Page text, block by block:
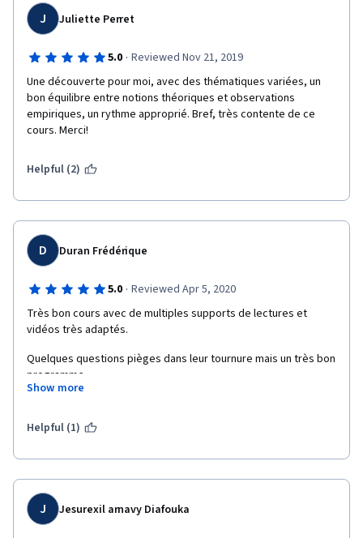
J Juliette Perret
5.0 · Reviewed Nov 21, 2019
Une découverte pour moi, avec des thématiques variées, un
bon équilibre entre notions théoriques et observations
empiriques, un rythme approprié. Bref, très contente de ce
cours. Merci!
Helpful (2)
D Duran Frédérique
5.0 · Reviewed Apr 5, 2020
Très bon cours avec de multiples supports de lectures et
vidéos très adaptés.
Quelques questions pièges dans leur tournure mais un très bon
programme.
corse en avançant dans le programme.
l'adolescence.
Un cours qui m'a été recommandé par un ami et que je
recommanderais à mon tours.
Show more
Helpful (1)
J Jesurexil arnavy Diafouka